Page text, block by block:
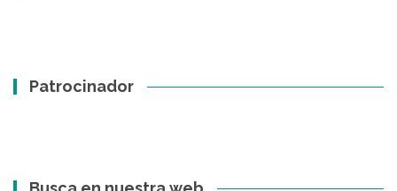
Patrocinador